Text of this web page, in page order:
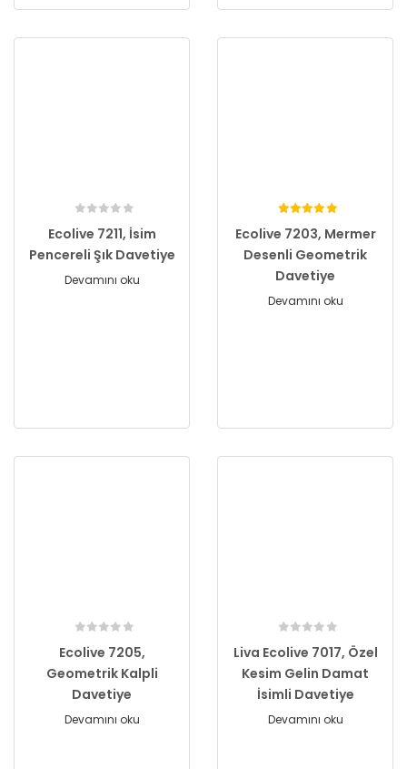
Ecolive 7211, İsim
Pencereli Şık Davetiye
Devamını oku
Ecolive 7203, Mermer
Desenli Geometrik
Davetiye
Devamını oku
Ecolive 7205,
Geometrik Kalpli
Davetiye
Devamını oku
Liva Ecolive 7017, Özel
Kesim Gelin Damat
İsimli Davetiye
Devamını oku